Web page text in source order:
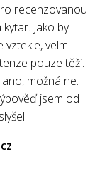
recenzovanou
Jako by
velmi
pouze těží.
možná ne.
jsem od